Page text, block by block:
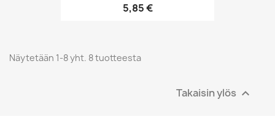
5,85 €
Näytetään 1-8 yht. 8 tuotteesta
Takaisin ylös 